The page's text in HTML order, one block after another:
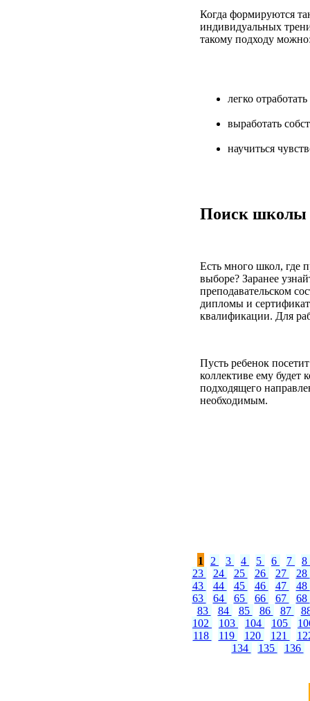
Когда формируются
индивидуальных
такому подходу
легко
выработать
научиться
Поиск школы
Есть много школ, где
выборе? Заранее
преподавательском
дипломы и
квалификации. Для
Пусть ребенок
коллективе ему будет
подходящего
необходимым.
1 2 3 4 5 6 7
8
23
24 25 26 27
28
43
44 45 46 47
48
63
64 65 66 67
68
83
84 85 86 87
102
103 104 105
118
119 120 121
134
135 136